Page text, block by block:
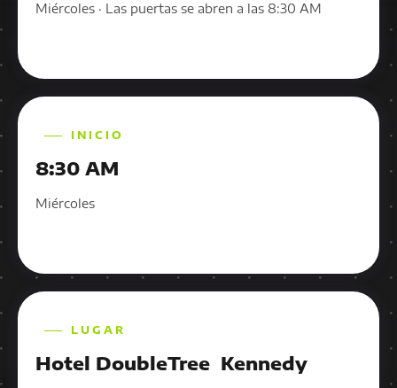
Miércoles · Las puertas se abren a las 8:30 AM
INICIO
8:30 AM
Miércoles
LUGAR
Hotel DoubleTree Kennedy